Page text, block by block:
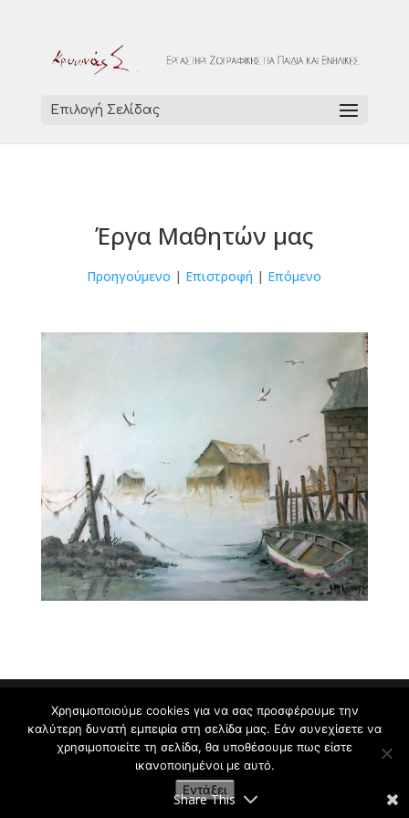
Επιλογή Σελίδας
Έργα Μαθητών μας
Προηγούμενο | Επιστροφή | Επόμενο
Εργαστήρι Ζωγραφικής για Παιδιά και Ενήλικες
Κρυωνάς Σ. | 2009-2021
Share This
Χρησιμοποιούμε cookies για να σας προσφέρουμε την
καλύτερη δυνατή εμπειρία στη σελίδα μας. Εάν συνεχίσετε να
χρησιμοποιείτε τη σελίδα, θα υποθέσουμε πως είστε
ικανοποιημένοι με αυτό.
Εντάξει